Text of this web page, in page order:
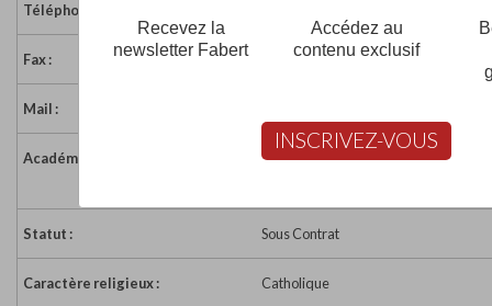
Téléphone :
Fax : 02 99 58 10 33
Mail :
Académie :
Académie de Rennes
Statut : Sous Contrat
Caractère religieux : Catholique
Recevez la
newsletter Fabert
Accédez au
contenu exclusif
INSCRIVEZ-VOUS